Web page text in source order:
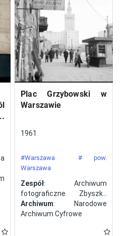
i
Plac Grzybowski w
Warszawie
1961
#Warszawa
# pow.
Warszawa
Zespół: Archiwum
fotograficzne Zbyszka
Siemaszki
Archiwum: Narodowe
Archiwum Cyfrowe